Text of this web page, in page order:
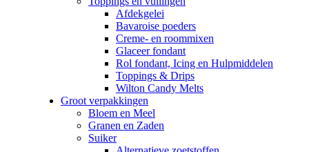
Afdekgelei
Bavaroise poeders
Creme- en roommixen
Glaceer fondant
Rol fondant, Icing en Hulpmiddelen
Toppings & Drips
Wilton Candy Melts
Groot verpakkingen
Bloem en Meel
Granen en Zaden
Suiker